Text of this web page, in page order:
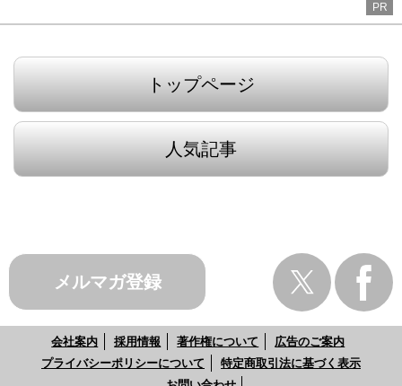
PR
トップページ
人気記事
メルマガ登録
会社案内 採用情報 著作権について
広告のご案内
プライバシーポリシーについて
特定商取引法に基づく表示